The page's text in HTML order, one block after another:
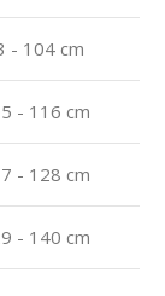
- 104 cm
- 116 cm
- 128 cm
- 140 cm